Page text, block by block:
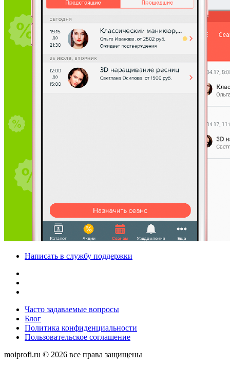
Написать в службу поддержки
Часто задаваемые вопросы
Блог
Политика конфиденциальности
Пользовательское соглашение
moiprofi.ru © 2026 все права защищены